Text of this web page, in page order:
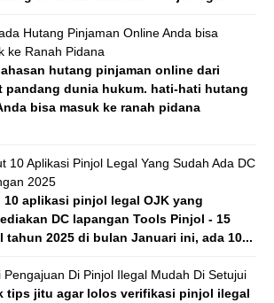
Hutang Pinjaman Online Anda bisa
ke Ranah Pidana
hutang pinjaman online dari
pandang dunia hukum. hati-hati hutang
bisa masuk ke ranah pidana
10 Aplikasi Pinjol Legal Yang Sudah Ada DC
2025
10 aplikasi pinjol legal OJK yang
DC lapangan Tools Pinjol - 15
tahun 2025 di bulan Januari ini, ada 10...
Pengajuan Di Pinjol Ilegal Mudah Di Setujui
tips jitu agar lolos verifikasi pinjol ilegal